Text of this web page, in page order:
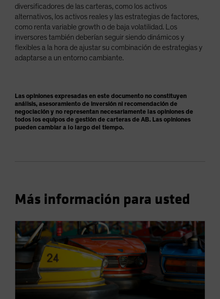
diversificadores de las carteras, como los activos
alternativos, los activos reales y las estrategias de factores,
como renta variable growth o de baja volatilidad. Los
inversores también deberían seguir siendo dinámicos y
flexibles a la hora de ajustar su combinación de estrategias y
adaptarse a un entorno cambiante.
Las opiniones expresadas en este documento no constituyen
análisis, asesoramiento de inversión ni recomendación de
negociación y no representan necesariamente las opiniones de
todos los equipos de gestión de carteras de AB. Las opiniones
pueden cambiar a lo largo del tiempo.
Más información para usted